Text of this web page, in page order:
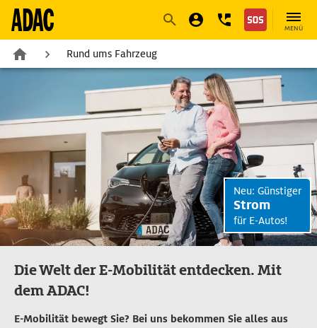
NavigationSuche
MENÜ
Rund ums Fahrzeug
Die Welt der E-Mobilität entdecken. Mit
dem ADAC!
E-Mobilität bewegt Sie? Bei uns bekommen Sie alles aus
Neu: Günstiger
Strom
für E-Autos!